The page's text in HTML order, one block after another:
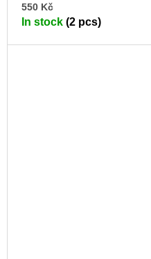
550 Kč
In stock (2 pcs)